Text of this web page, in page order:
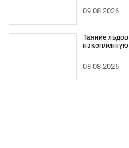
09.08.2026
Таяние
накопленную
08.08.2026